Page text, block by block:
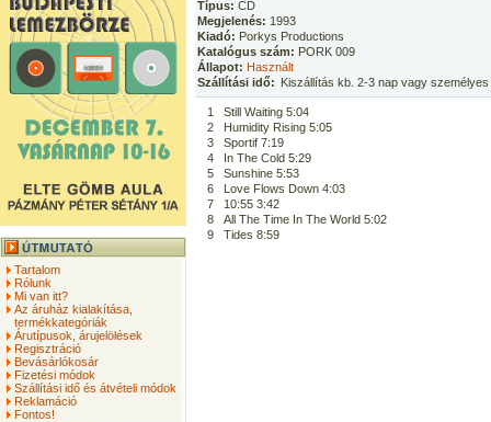
Tartalom
Rólunk
Mi van itt?
Az áruház kialakítása,
termékkategóriák
Árutípusok, árujelölések
Regisztráció
Bevásárlókosár
Fizetési módok
Szállítási idő és átvételi módok
Reklamáció
Fontos!
Típus: CD
Megjelenés: 1993
Kiadó: Porkys Productions
Katalógus szám: PORK 009
Állapot: Használt
Szállítási idő: Kiszállítás kb. 2-3 nap vagy
1
Still Waiting 5:04
2
Humidity Rising 5:05
3
Sportif 7:19
4
In The Cold 5:29
5
Sunshine 5:53
6
Love Flows Down 4:03
7
10:55 3:42
8
All The Time In The World 5:02
9
Tides 8:59